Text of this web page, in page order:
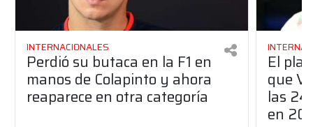
INTERNACIONALES
Perdió su butaca en la F1 en
manos de Colapinto y ahora
reaparece en otra categoría
El
que
las
en